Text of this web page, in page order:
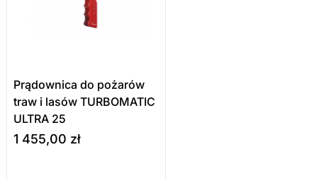
Prądownica do pożarów
traw i lasów TURBOMATIC
ULTRA 25
1 455,00 zł